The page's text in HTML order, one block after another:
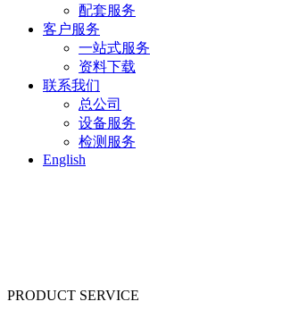
配套服务
客户服务
一站式服务
资料下载
联系我们
总公司
设备服务
检测服务
English
PRODUCT SERVICE